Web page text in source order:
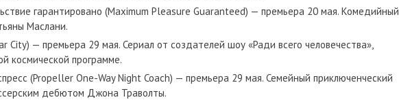
гарантировано (Maximum Pleasure Guaranteed) — премьера 20 мая. Комедийный
Маслани.
City) — премьера 29 мая. Сериал от создателей шоу «Ради всего человечества»,
космической программе.
(Propeller One-Way Night Coach) — премьера 29 мая. Семейный приключенческий
дебютом Джона Траволты.